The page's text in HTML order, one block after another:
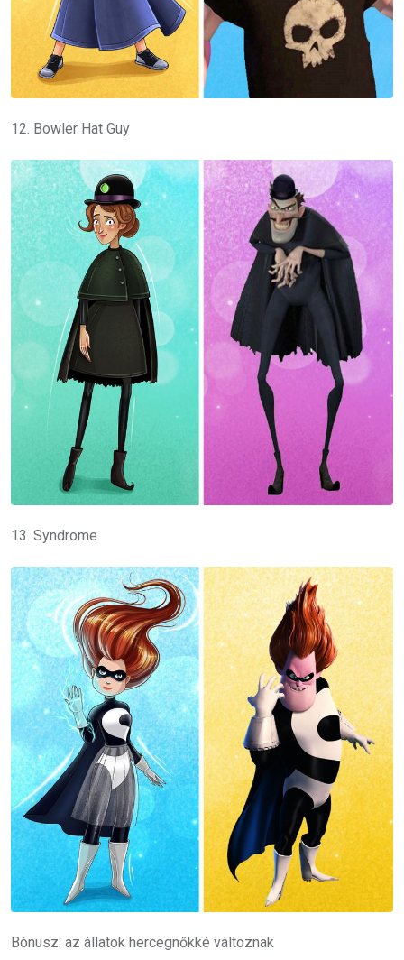
12. Bowler Hat Guy
13. Syndrome
Bónusz: az állatok hercegnőkké változnak